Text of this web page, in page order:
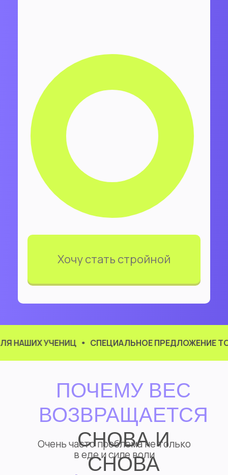
Хочу стать стройной
УЧЕНИЦ СПЕЦИАЛЬНОЕ ПРЕДЛОЖЕНИЕ
ПОЧЕМУ ВЕС
ВОЗВРАЩАЕТСЯ
СНОВА И
СНОВА
Очень часто проблема не только
в еде и силе воли